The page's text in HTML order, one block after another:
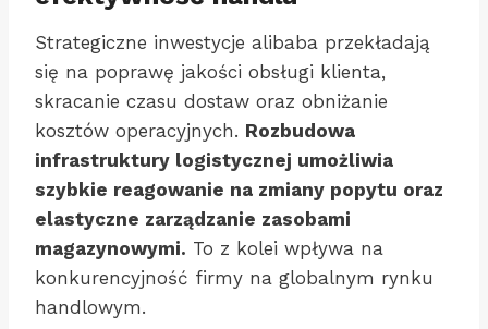
Strategiczne inwestycje alibaba przekładają
się na poprawę jakości obsługi klienta,
skracanie czasu dostaw oraz obniżanie
kosztów operacyjnych. Rozbudowa
infrastruktury logistycznej umożliwia
szybkie reagowanie na zmiany popytu oraz
elastyczne zarządzanie zasobami
magazynowymi. To z kolei wpływa na
konkurencyjność firmy na globalnym rynku
handlowym.